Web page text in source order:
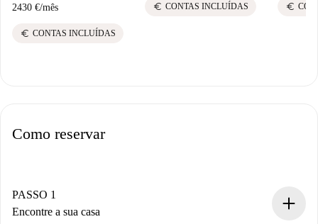
2430 €/mês
euro CONTAS INCLUÍDAS
euro CONTAS INCLUÍDAS euro
Como reservar
PASSO 1
Encontre a sua casa